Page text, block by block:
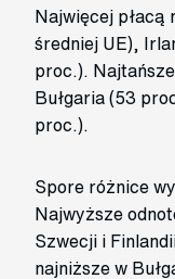
Najwięcej płacą
średniej UE),
proc.).
Bułgaria (53
proc.).
Spore różnice
Najwyższe
Szwecji i
najniższe w